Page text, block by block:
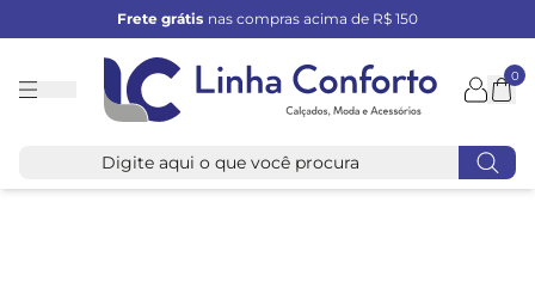
Frete grátis nas compras acima de R$ 150
Linha
0